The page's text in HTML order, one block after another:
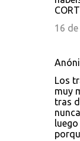
16
Los
muy
tras